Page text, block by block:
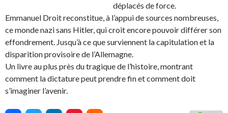
déplacés de force.
Emmanuel Droit reconstitue, à l’appui de sources nombreuses,
ce monde nazi sans Hitler, qui croit encore pouvoir différer son
effondrement. Jusqu’à ce que surviennent la capitulation et la
disparition provisoire de l’Allemagne.
Un livre au plus près du tragique de l’histoire, montrant
comment la dictature peut prendre fin et comment doit
s’imaginer l’avenir.